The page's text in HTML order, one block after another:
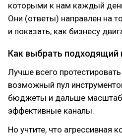
которыми к нам каждый
Они (ответы) направлен на
и показать, как бизнесу
Как выбрать подходящий
Лучше всего
возможный пул
бюджеты и дальше
эффективные каналы.
Но учтите, что агрессивная